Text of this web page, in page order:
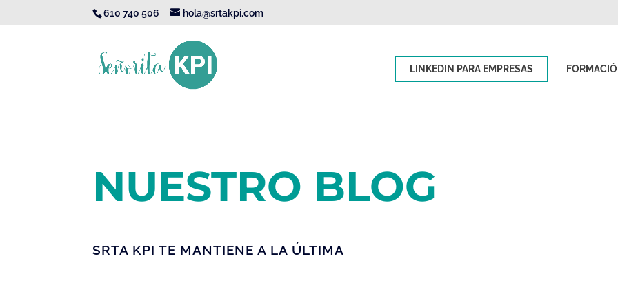
610 740 506 hola@srtakpi.com
LINKEDIN PARA EMPRESAS
NUESTRO BLOG
SRTA KPI TE MANTIENE A LA ÚLTIMA